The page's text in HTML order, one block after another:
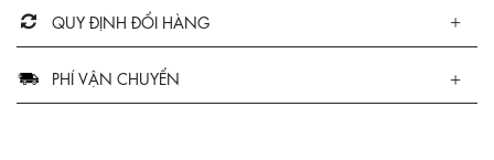
QUY ĐỊNH ĐỔI HÀNG
PHÍ VẬN CHUYỂN